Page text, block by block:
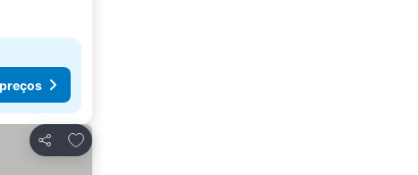
Partilhar
Adicionar aos favoritos